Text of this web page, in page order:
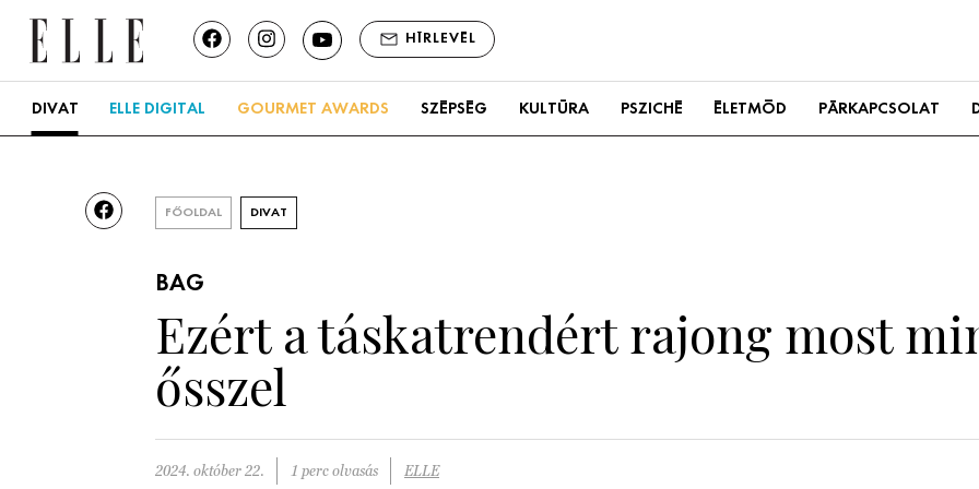
HÍRLEVÉL
DIVAT ELLE DIGITAL GOURMET AWARDS SZÉPSÉG KULTÚRA PSZICHÉ ÉLETMÓD PÁRKAPCSOLAT
FŐOLDAL DIVAT
BAG
Ezért a táskatrendért rajong most
ősszel
2024. október 22. 1 perc olvasás ELLE